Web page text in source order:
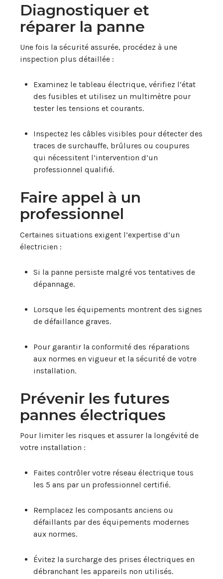
Diagnostiquer et
réparer la panne
Une fois la sécurité assurée, procédez à une
inspection plus détaillée :
Examinez le tableau électrique, vérifiez l’état
des fusibles et utilisez un multimètre pour
tester les tensions et courants.
Inspectez les câbles visibles pour détecter des
traces de surchauffe, brûlures ou coupures
qui nécessitent l’intervention d’un
professionnel qualifié.
Faire appel à un
professionnel
Certaines situations exigent l’expertise d’un
électricien :
Si la panne persiste malgré vos tentatives de
dépannage.
Lorsque les équipements montrent des signes
de défaillance graves.
Pour garantir la conformité des réparations
aux normes en vigueur et la sécurité de votre
installation.
Prévenir les futures
pannes électriques
Pour limiter les risques et assurer la longévité de
votre installation :
Faites contrôler votre réseau électrique tous
les 5 ans par un professionnel certifié.
Remplacez les composants anciens ou
défaillants par des équipements modernes
aux normes.
Évitez la surcharge des prises électriques en
débranchant les appareils non utilisés.